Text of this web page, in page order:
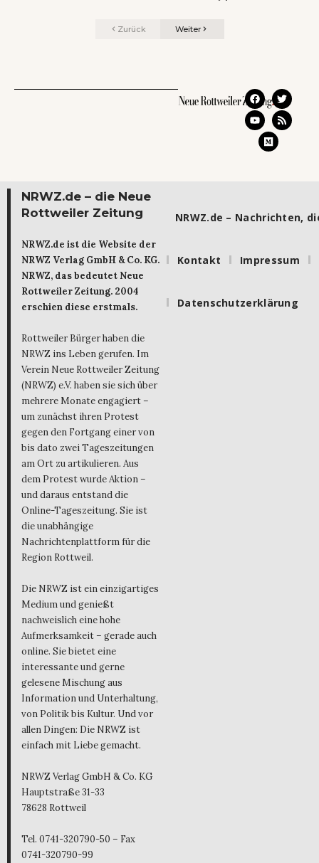
Zurück Weiter
NRWZ.de – die Neue
Rottweiler Zeitung
NRWZ.de ist die Website der
NRWZ Verlag GmbH & Co. KG.
NRWZ, das bedeutet Neue
Rottweiler Zeitung. 2004
erschien diese erstmals.
Rottweiler Bürger haben die
NRWZ ins Leben gerufen. Im
Verein Neue Rottweiler Zeitung
(NRWZ) e.V. haben sie sich über
mehrere Monate engagiert –
um zunächst ihren Protest
gegen den Fortgang einer von
bis dato zwei Tageszeitungen
am Ort zu artikulieren. Aus
dem Protest wurde Aktion –
und daraus entstand die
Online-Tageszeitung. Sie ist
die unabhängige
Nachrichtenplattform für die
Region Rottweil.
Die NRWZ ist ein einzigartiges
Medium und genießt
nachweislich eine hohe
Aufmerksamkeit – gerade auch
online. Sie bietet eine
interessante und gerne
gelesene Mischung aus
Information und Unterhaltung,
von Politik bis Kultur. Und vor
allen Dingen: Die NRWZ ist
einfach mit Liebe gemacht.
NRWZ Verlag GmbH & Co. KG
Hauptstraße 31-33
78628 Rottweil
Tel. 0741-320790-50 – Fax
0741-320790-99
NRWZ.de – Nachrichten,
Kontakt Impressum
Datenschutzerklärung